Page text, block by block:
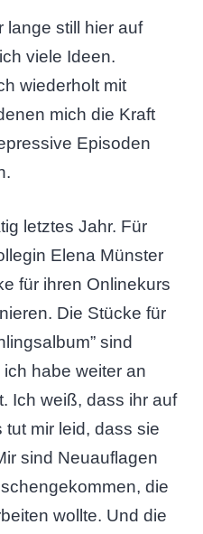
lange still hier auf
viele Ideen.
wiederholt mit
mich die Kraft
Episoden
letztes Jahr. Für
Elena Münster
für ihren Onlinekurs
Die Stücke für
sind
habe weiter an
Ich weiß, dass ihr auf
mir leid, dass sie
sind Neuauflagen
die
wollte. Und die